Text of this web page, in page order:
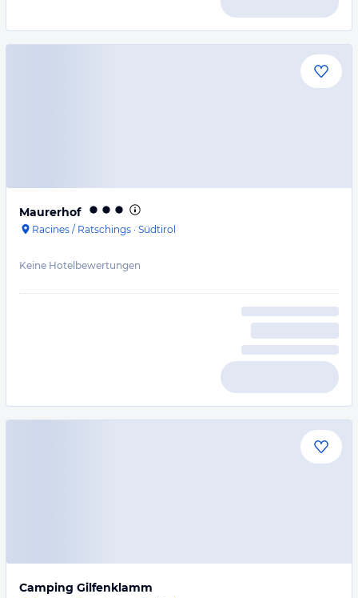
Maurerhof
Racines / Ratschings · Südtirol
Keine Hotelbewertungen
Camping Gilfenklamm